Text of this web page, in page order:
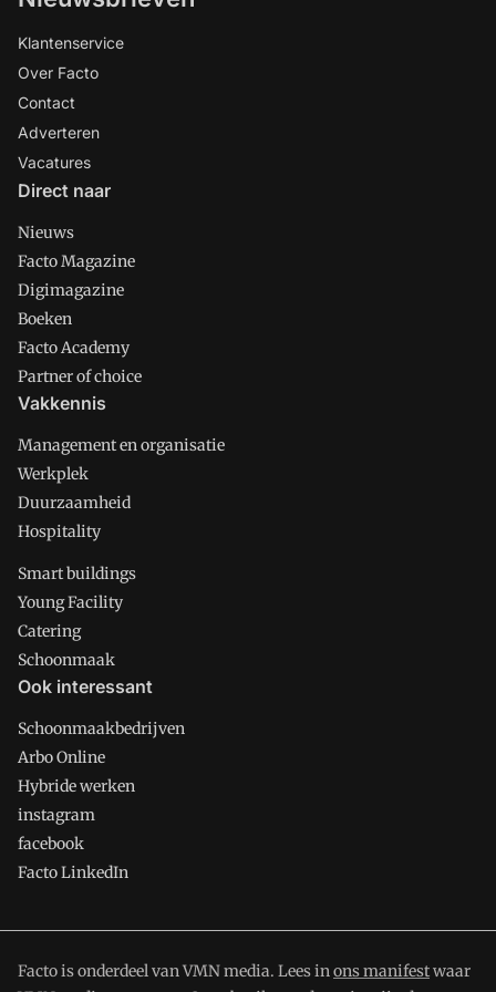
Klantenservice
Over Facto
Contact
Adverteren
Vacatures
Direct naar
Nieuws
Facto Magazine
Digimagazine
Boeken
Facto Academy
Partner of choice
Vakkennis
Management en organisatie
Werkplek
Duurzaamheid
Hospitality
Smart buildings
Young Facility
Catering
Schoonmaak
Ook interessant
Schoonmaakbedrijven
Arbo Online
Hybride werken
instagram
facebook
Facto LinkedIn
Facto is onderdeel van VMN media. Lees inons manifestwaar